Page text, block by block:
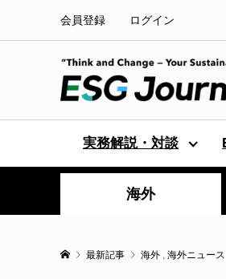
会員登録 ログイン
実務解説・対談
海外
最新記事 海外 , 海外ニュース